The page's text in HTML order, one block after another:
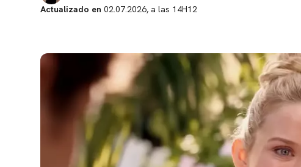
Actualizado en 02.07.2026, a las 14H12